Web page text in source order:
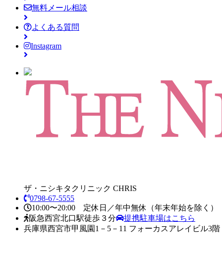
無料メール相談
よくある質問
Instagram
ザ・ニシキタクリニック CHRIS
0798-67-5555
10:00〜20:00 定休日／年中無休 （年末年始を除く）
阪急西宮北口駅徒歩３分
提携駐車場はこちら
兵庫県西宮市甲風園1－5－11 フォーカスアレイビル3階